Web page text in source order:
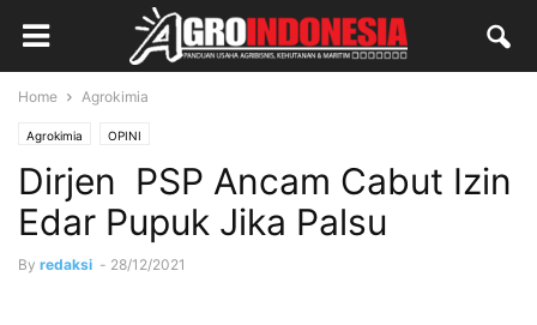
Home Agrokimia
Agrokimia OPINI
Dirjen PSP Ancam Cabut Izin
Edar Pupuk Jika Palsu
By redaksi - 28/12/2021